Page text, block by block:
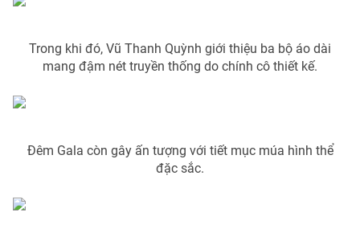
Email:
Trong khi đó, Vũ Thanh Quỳnh giới thiệu ba bộ áo dài
mang đậm nét truyền thống do chính cô thiết kế.
Đêm Gala còn gây ấn tượng với tiết mục múa hình thể
đặc sắc.